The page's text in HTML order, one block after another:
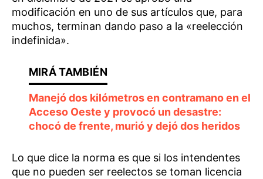
modificación en uno de sus artículos que, para
muchos, terminan dando paso a la «reelección
indefinida».
Manejó dos kilómetros en contramano en el
Acceso Oeste y provocó un desastre:
chocó de frente, murió y dejó dos heridos
Lo que dice la norma es que si los intendentes
que no pueden ser reelectos se toman licencia